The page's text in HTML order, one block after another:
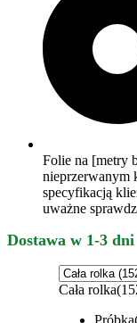
Folie na [metry
nieprzerwanym
specyfikacją
uważne
Dostawa w 1-3 dni
Cała rolka
Próbka